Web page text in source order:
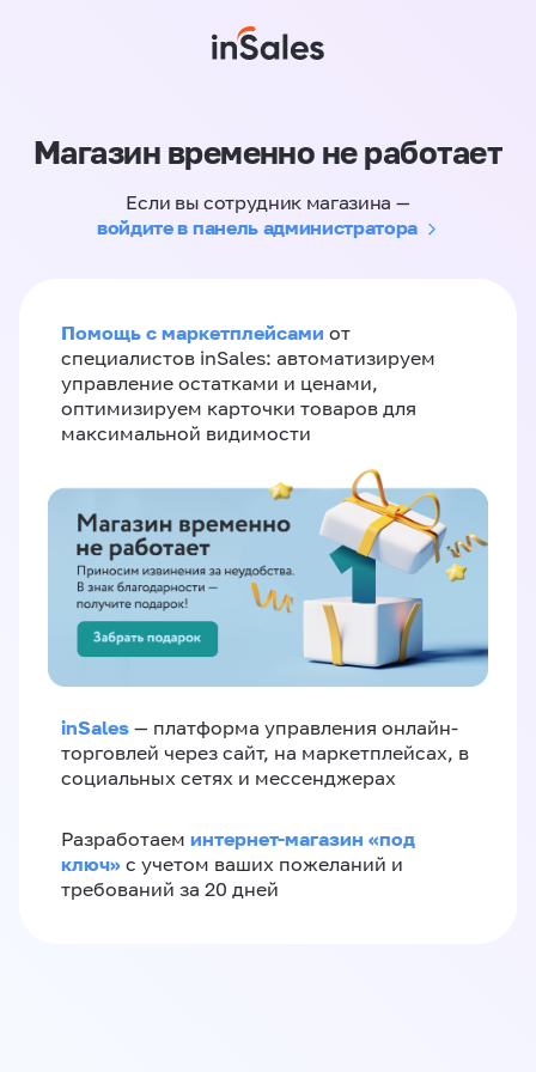
Магазин временно не работает
Если вы сотрудник магазина —
войдите в панель администратора
Помощь с маркетплейсами от
специалистов inSales: автоматизируем
управление остатками и ценами,
оптимизируем карточки товаров для
максимальной видимости
inSales — платформа управления онлайн-
торговлей через сайт, на маркетплейсах, в
социальных сетях и мессенджерах
Разработаем интернет-магазин «‎под
ключ»‎ с учетом ваших пожеланий и
требований за 20 дней